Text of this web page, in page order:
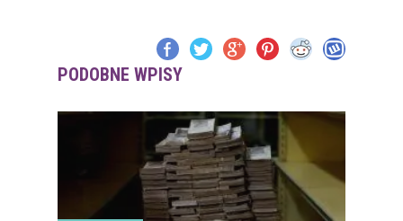
PODOBNE WPISY